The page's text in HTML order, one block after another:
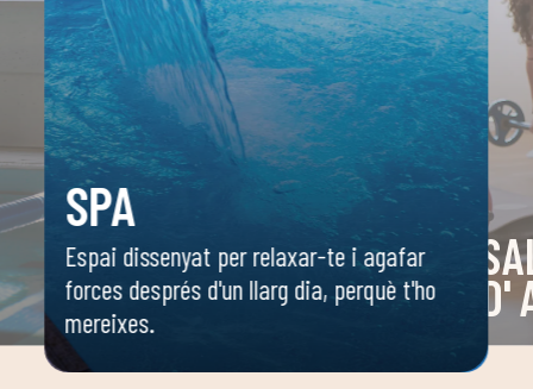
SPA
Espai dissenyat per relaxar-te i agafar
forces després d'un llarg dia, perquè t'ho
mereixes.
D'